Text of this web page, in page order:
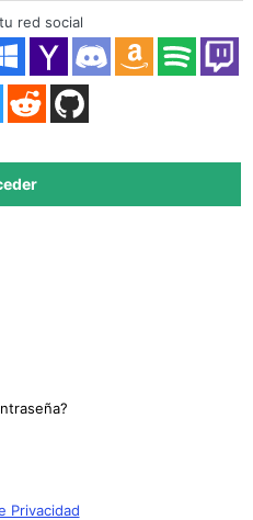
Acceder
red social
Privacidad